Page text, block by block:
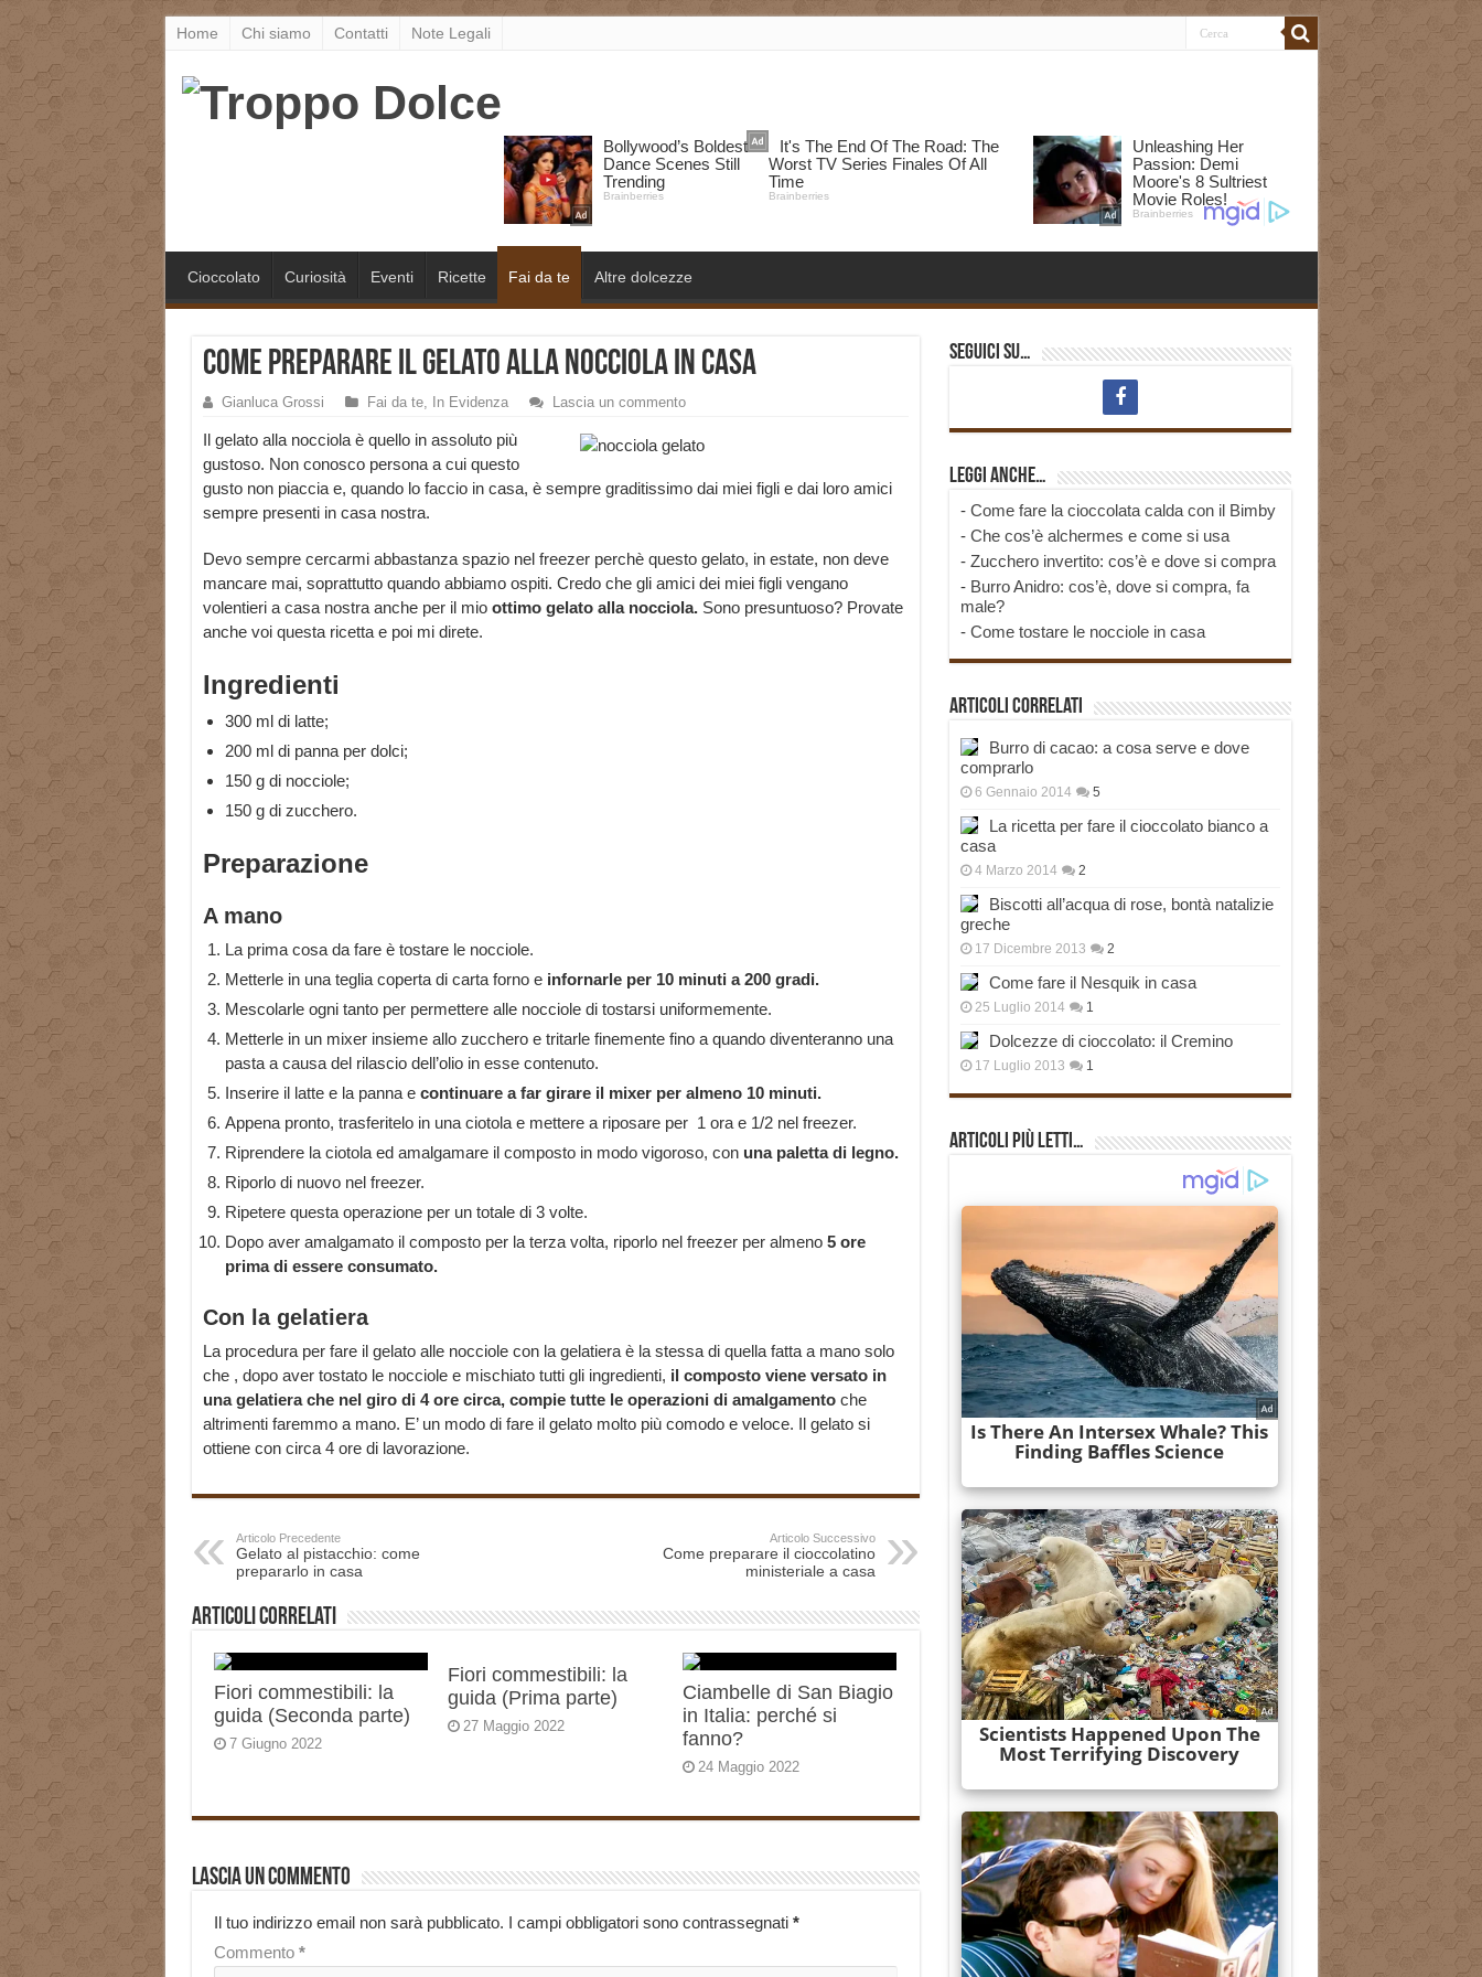
Home Chi siamo Contatti Note Legali
Cioccolato Curiosità Eventi Ricette Fai da te Altre dolcezze
Come preparare il gelato alla nocciola in casa
Gianluca Grossi Fai da te, In Evidenza Lascia un commento
Il gelato alla nocciola è quello in assoluto più
gustoso. Non conosco persona a cui questo
gusto non piaccia e, quando lo faccio in casa, è sempre graditissimo dai miei figli e dai loro amici
sempre presenti in casa nostra.
Devo sempre cercarmi abbastanza spazio nel freezer perchè questo gelato, in estate, non deve
mancare mai, soprattutto quando abbiamo ospiti. Credo che gli amici dei miei figli vengano
volentieri a casa nostra anche per il mio ottimo gelato alla nocciola.Sono presuntuoso? Provate
anche voi questa ricetta e poi mi direte.
Ingredienti
300 ml di latte;
200 ml di panna per dolci;
150 g di nocciole;
150 g di zucchero.
Preparazione
A mano
La prima cosa da fare è tostare le nocciole.
Metterle in una teglia coperta di carta forno e infornarle per 10 minuti a 200 gradi.
Mescolarle ogni tanto per permettere alle nocciole di tostarsi uniformemente.
Metterle in un mixer insieme allo zucchero e tritarle finemente fino a quando diventeranno una
pasta a causa del rilascio dell’olio in esse contenuto.
Inserire il latte e la panna e continuare a far girare il mixer per almeno 10 minuti.
Appena pronto, trasferitelo in una ciotola e mettere a riposare per 1 ora e 1/2 nel freezer.
Riprendere la ciotola ed amalgamare il composto in modo vigoroso, con una paletta di legno.
Riporlo di nuovo nel freezer.
Ripetere questa operazione per un totale di 3 volte.
Dopo aver amalgamato il composto per la terza volta, riporlo nel freezer per almeno 5 ore
prima di essere consumato.
Con la gelatiera
La procedura per fare il gelato alle nocciole con la gelatiera è la stessa di quella fatta a mano solo
che , dopo aver tostato le nocciole e mischiato tutti gli ingredienti, il composto viene versato in
una gelatiera che nel giro di 4 ore circa, compie tutte le operazioni di amalgamentoche
altrimenti faremmo a mano. E’ un modo di fare il gelato molto più comodo e veloce. Il gelato si
ottiene con circa 4 ore di lavorazione.
Articolo Precedente
Gelato al pistacchio: come
prepararlo in casa
Articolo Successivo
Come preparare il cioccolatino
ministeriale a casa
Articoli correlati
Fiori commestibili: la
guida (Seconda parte)
7 Giugno 2022
Fiori commestibili: la
guida (Prima parte)
27 Maggio 2022
Ciambelle di San Biagio
in Italia: perché si
fanno?
24 Maggio 2022
Lascia un commento
Il tuo indirizzo email non sarà pubblicato. I campi obbligatori sono contrassegnati *
Commento *
Seguici su…
Leggi anche…
- Come fare la cioccolata calda con il Bimby
- Che cos’è alchermes e come si usa
- Zucchero invertito: cos’è e dove si compra
- Burro Anidro: cos’è, dove si compra, fa
male?
- Come tostare le nocciole in casa
Articoli correlati
Burro di cacao: a cosa serve e dove
comprarlo
6 Gennaio 2014 5
La ricetta per fare il cioccolato bianco a
casa
4 Marzo 2014 2
Biscotti all’acqua di rose, bontà natalizie
greche
17 Dicembre 2013 2
Come fare il Nesquik in casa
25 Luglio 2014 1
Dolcezze di cioccolato: il Cremino
17 Luglio 2013 1
Articoli più Letti…